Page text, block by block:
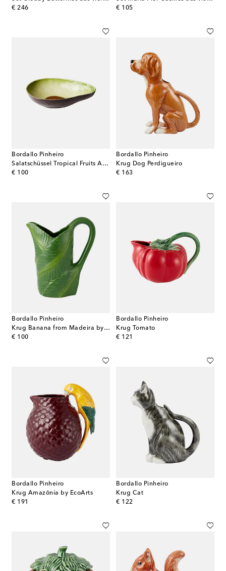
€ 246
original price
€ 105
original price
Bordallo Pinheiro
Salatschüssel Tropical Fruits Avocado
€ 100
original price
Bordallo Pinheiro
Krug Dog Perdigueiro
€ 163
original price
Bordallo Pinheiro
Krug Banana from Madeira by Nini Andrade Silva
€ 100
original price
Bordallo Pinheiro
Krug Tomato
€ 121
original price
Bordallo Pinheiro
Krug Amazōnia by EcoArts
€ 191
original price
Bordallo Pinheiro
Krug Cat
€ 122
original price